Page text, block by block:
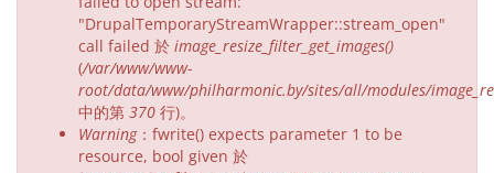
"DrupalTemporaryStreamWrapper::stream_open"
call failed 於 image_resize_filter_get_images()
(/var/www/www-
root/data/www/philharmonic.by/sites/all/modules/
中的第 370 行)。
Warning：fwrite() expects parameter 1 to be
resource, bool given 於